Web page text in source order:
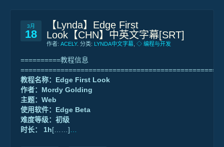
3月
18
【Lynda】Edge First
Look【CHN】中英文字幕[SRT]
作者: ACELY. 分类: LYNDA中文字幕 ◇ 编程与开发
==========教程信息
教程名称：Edge First Look
作者：Mordy Golding
主题：Web
使用软件：Edge Beta
难度等级：初级
时长： 1h[……]